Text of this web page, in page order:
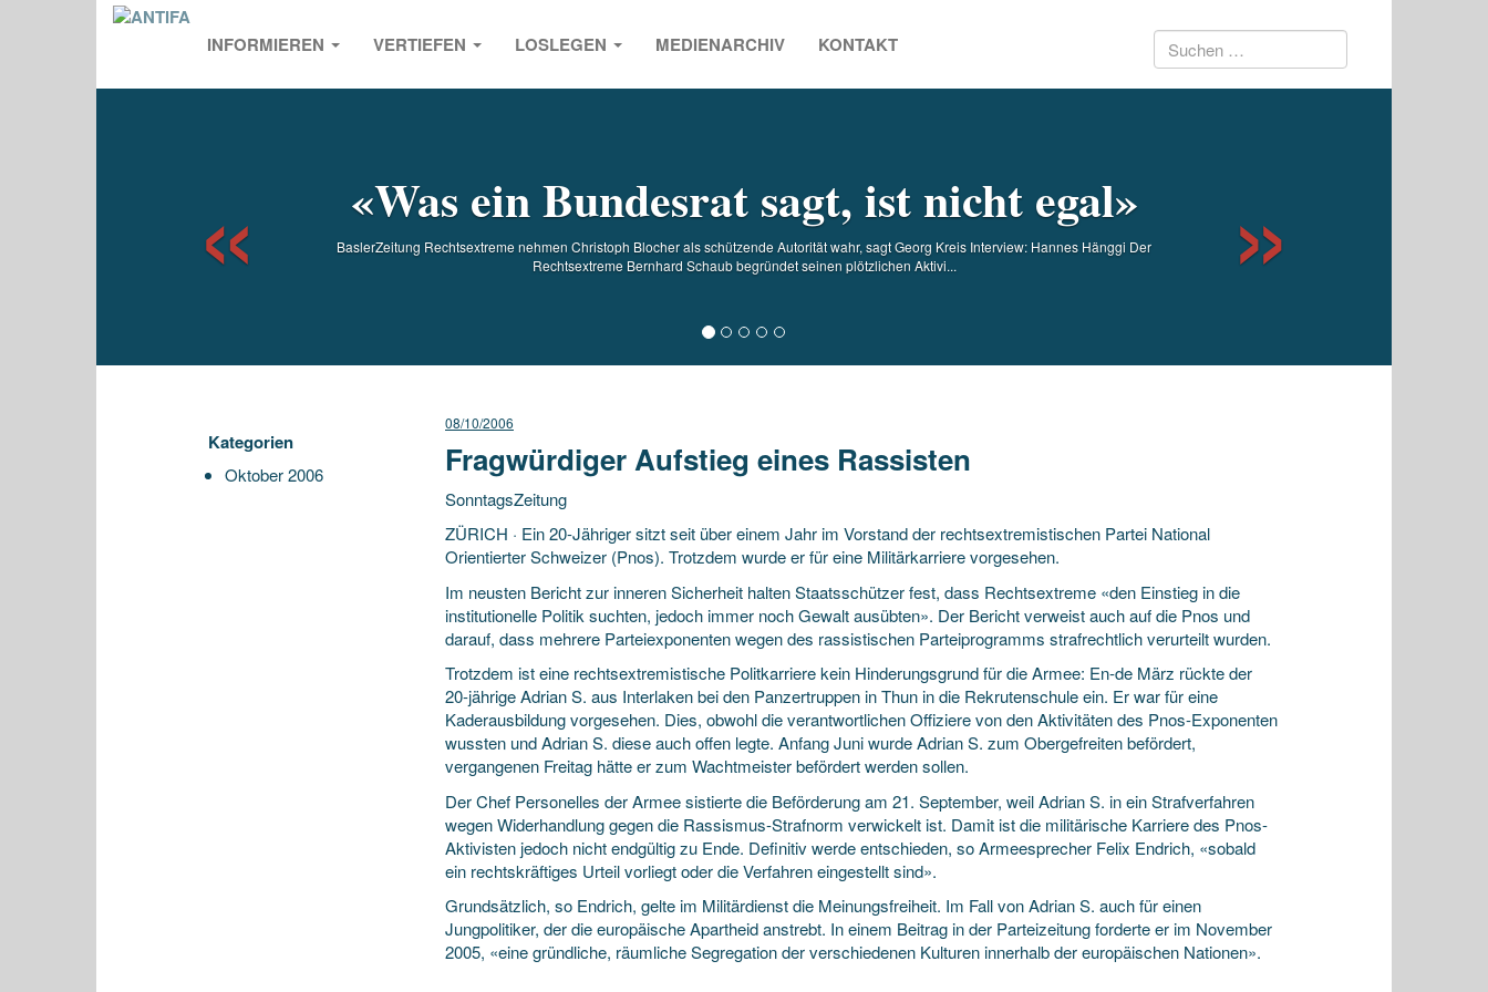
INFORMIEREN VERTIEFEN LOSLEGEN MEDIENARCHIV KONTAKT Suchen
«Was ein Bundesrat sagt, ist nicht egal»
BaslerZeitung Rechtsextreme nehmen Christoph Blocher als schützende Autorität wahr, sagt Georg Kreis Interview: Hannes Hänggi Der
Rechtsextreme Bernhard Schaub begründet seinen plötzlichen Aktivi...
Kategorien
Oktober 2006
08/10/2006
Fragwürdiger Aufstieg eines Rassisten
SonntagsZeitung
ZÜRICH · Ein 20-Jähriger sitzt seit über einem Jahr im Vorstand der rechtsextremistischen Partei National
Orientierter Schweizer (Pnos). Trotzdem wurde er für eine Militärkarriere vorgesehen.
Im neusten Bericht zur inneren Sicherheit halten Staatsschützerfest, dass Rechtsextreme «den Einstieg in die
institutionelle Politik suchten, jedoch immer noch Gewalt ausübten». Der Bericht verweist auch auf die Pnos und
darauf, dass mehrere Parteiexponenten wegen des rassistischen Parteiprogramms strafrechtlich verurteilt wurden.
Trotzdem ist eine rechtsextremistische Politkarriere kein Hinderungsgrund für die Armee: En-de März rückte der
20-jährige Adrian S. aus Interlaken bei den Panzertruppen in Thun in die Rekrutenschule ein. Er war für eine
Kaderausbildung vorgesehen. Dies, obwohl die verantwortlichen Offiziere von den Aktivitäten des Pnos-Exponenten
wussten und Adrian S. diese auch offen legte. Anfang Juni wurde Adrian S. zum Obergefreiten befördert,
vergangenen Freitag hätte er zum Wachtmeister befördert werden sollen.
Der Chef Personelles der Armee sistierte die Beförderung am 21. September, weil Adrian S. in ein Strafverfahren
wegen Widerhandlung gegen die Rassismus-Strafnorm verwickelt ist. Damit ist die militärische Karriere des Pnos-
Aktivisten jedoch nicht endgültig zu Ende. Definitiv werde entschieden, so Armeesprecher Felix Endrich, «sobald
ein rechtskräftiges Urteil vorliegt oder die Verfahren eingestellt sind».
Grundsätzlich, so Endrich, gelte im Militärdienst die Meinungsfreiheit. Im Fall von Adrian S. auch für einen
Jungpolitiker, der die europäische Apartheid anstrebt. In einem Beitrag in der Parteizeitung forderte er im November
2005, «eine gründliche, räumliche Segregation der verschiedenen Kulturen innerhalb der europäischen Nationen».